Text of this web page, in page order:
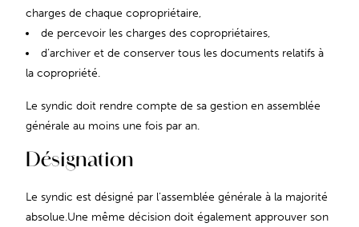
charges de chaque copropriétaire,
de percevoir les charges des copropriétaires,
d’archiver et de conserver tous les documents relatifs à
la copropriété.
Le syndic doit rendre compte de sa gestion en assemblée
générale au moins une fois par an.
Désignation
Le syndic est désigné par l’assemblée générale à la majorité
absolue.Une même décision doit également approuver son